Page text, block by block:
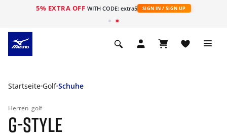
5% EXTRA OFF WITH CODE: extra5 SIGN IN / SIGN UP
Startseite Golf Schuhe
Herren golf
G-STYLE